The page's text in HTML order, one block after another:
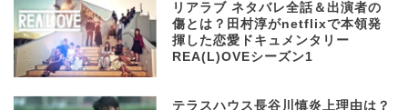
リアラブ ネタバレ全話＆出演者の
傷とは？田村淳がnetflixで本領発
揮した恋愛ドキュメンタリー
REA(L)OVEシーズン1
テラスハウス長谷川慎炎上理由は？